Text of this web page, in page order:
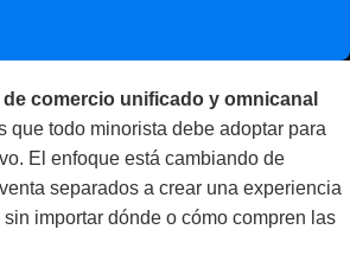
comercio unificado y omnicanal
que todo minorista debe adoptar para
El enfoque está cambiando de
separados a crear una experiencia
importar dónde o cómo compren las